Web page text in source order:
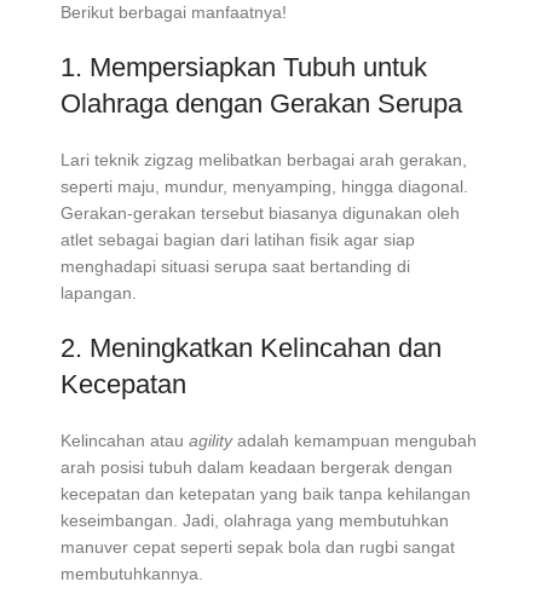
Berikut berbagai manfaatnya!
1. Mempersiapkan Tubuh untuk
Olahraga dengan Gerakan Serupa
Lari teknik zigzag melibatkan berbagai arah gerakan,
seperti maju, mundur, menyamping, hingga diagonal.
Gerakan-gerakan tersebut biasanya digunakan oleh
atlet sebagai bagian dari latihan fisik agar siap
menghadapi situasi serupa saat bertanding di
lapangan.
2. Meningkatkan Kelincahan dan
Kecepatan
Kelincahan atau agilityadalah kemampuan mengubah
arah posisi tubuh dalam keadaan bergerak dengan
kecepatan dan ketepatan yang baik tanpa kehilangan
keseimbangan. Jadi, olahraga yang membutuhkan
manuver cepat seperti sepak bola dan rugbi sangat
membutuhkannya.